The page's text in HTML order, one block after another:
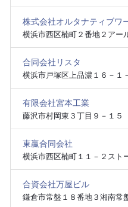
株式会社オルタナティブワ
横浜市西区楠町２番地２アー
合同会社リスタ
横浜市戸塚区上品濃１６－１
有限会社宮本工業
藤沢市村岡東３丁目９－１５
東贏合同会社
横浜市西区楠町１１－２スト
合資会社万屋ビル
鎌倉市常盤１８番地３湘南常